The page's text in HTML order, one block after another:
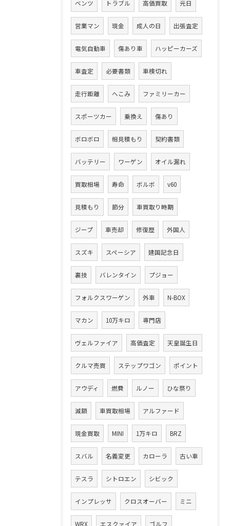
ベンツ トラブル 高価買取 元日
営業マン 現金 成人の日 出張査定
電気自動車 傷あり車 ハッピーカーズ
車査定 必要書類 車検切れ
走行距離 へこみ ファミリーカー
スポーツカー 乗換え 傷あり
ボロボロ 相見積もり 契約書類
バッテリー ワーゲン オイル漏れ
買取相場 寿命 ボルボ v60
見積もり 節分 車買取り時期
ジープ 車売却 修復歴 外国人
スズキ スペーシア 建国記念日
裏技 バレンタイン プジョー
フォルクスワーゲン 外車 N-BOX
マカン 10万キロ 専門店
ヴェルファイア 高価査定 天皇誕生日
クルマ売買 ステップワゴン ポイント
アウディ 燃費 ルノー ひな祭り
減額 車買取相場 アルファード
現金買取 MINI 1万キロ BRZ
スバル 名義変更 カローラ 古い車
テスラ シトロエン シビック
インプレッサ クロスオーバー ミニ
WRX エスクァイア ゴルフ